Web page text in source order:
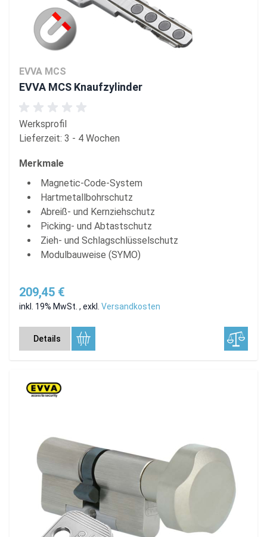
EVVA MCS
EVVA MCS Knaufzylinder
Werksprofil
Lieferzeit: 3 - 4 Wochen
Merkmale
Magnetic-Code-System
Hartmetallbohrschutz
Abreiß- und Kernziehschutz
Picking- und Abtastschutz
Zieh- und Schlagschlüsselschutz
Modulbauweise (SYMO)
209,45 €
inkl. 19% MwSt. , exkl. Versandkosten
Details